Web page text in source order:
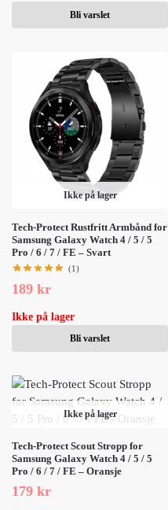
Bli varslet
Ikke på lager
Tech-Protect Rustfritt Armbånd for
Samsung Galaxy Watch 4 / 5 / 5
Pro / 6 / 7 / FE – Svart
(1)
189 kr
Ikke på lager
Bli varslet
Ikke på lager
Tech-Protect Scout Stropp for
Samsung Galaxy Watch 4 / 5 / 5
Pro / 6 / 7 / FE – Oransje
179 kr